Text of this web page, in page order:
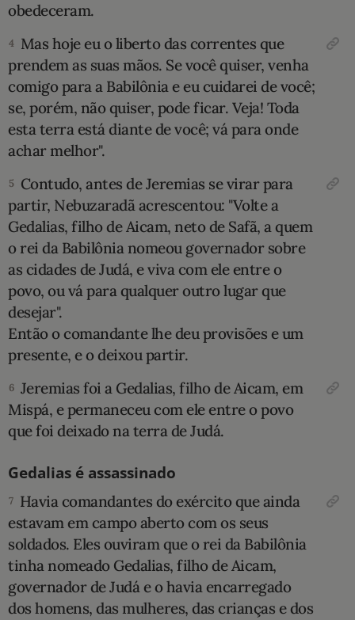
TERMO BÍBLICO JOGOS
QUEM SOMOS
LOJA BÍBLIAON
obedeceram.
4 Mas hoje eu o liberto das correntes que
prendem as suas mãos. Se você quiser, venha
comigo para a Babilônia e eu cuidarei de você;
se, porém, não quiser, pode ficar. Veja! Toda
esta terra está diante de você; vá para onde
achar melhor".
5 Contudo, antes de Jeremias se virar para
partir, Nebuzaradã acrescentou: "Volte a
Geda­lias, filho de Aicam, neto de Safã, a quem
o rei da Babilônia nomeou governador sobre
as cidades de Judá, e viva com ele entre o
povo, ou vá para qualquer outro lugar que
desejar".
Então o comandante lhe deu provisões e um
presente, e o deixou partir.
6 Jeremias foi a Gedalias, filho de Aicam, em
Mispá, e permane­ceu com ele entre o povo
que foi deixado na terra de Judá.
Gedalias é assassinado
7 Havia comandantes do exército que ainda
estavam em campo aberto com os seus
soldados. Eles ouviram que o rei da Babilônia
tinha nomeado Gedalias, filho de Aicam,
gover­nador de Judá e o havia encarregado
dos ho­mens, das mulheres, das crianças e dos